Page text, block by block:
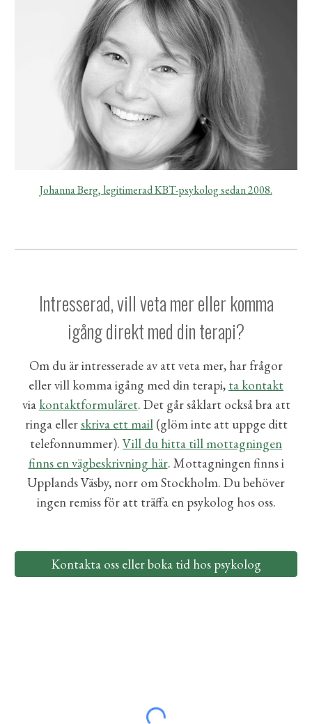
Johanna Berg, legitimerad KBT-psykolog sedan 2008.
Intresserad, vill veta mer eller komma
igång direkt med din terapi?
Om du är intresserade av att veta mer, har frågor
eller vill komma igång med din terapi, ta kontakt
via kontaktformuläret. Det går såklart också bra att
ringa ellerskriva ett mail(glöm inte att uppge ditt
telefonnummer).Vill du hitta till mottagningen
finns en vägbeskrivning här. Mottagningen finns i
Upplands Väsby, norr om Stockholm. Du behöver
ingen remiss för att träffa en psykolog hososs.
Kontakta oss eller boka tid hos psykolog